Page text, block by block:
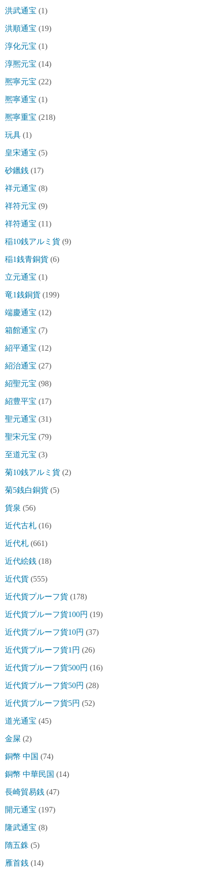
洪武通宝 (1)
洪順通宝 (19)
淳化元宝 (1)
淳熈元宝 (14)
熈寧元宝 (22)
熈寧通宝 (1)
熈寧重宝 (218)
玩具 (1)
皇宋通宝 (5)
砂鑞銭 (17)
祥元通宝 (8)
祥符元宝 (9)
祥符通宝 (11)
稲10銭アルミ貨 (9)
稲1銭青銅貨 (6)
立元通宝 (1)
竜1銭銅貨 (199)
端慶通宝 (12)
箱館通宝 (7)
紹平通宝 (12)
紹治通宝 (27)
紹聖元宝 (98)
紹豊平宝 (17)
聖元通宝 (31)
聖宋元宝 (79)
至道元宝 (3)
菊10銭アルミ貨 (2)
菊5銭白銅貨 (5)
貨泉 (56)
近代古札 (16)
近代札 (661)
近代絵銭 (18)
近代貨 (555)
近代貨プルーフ貨 (178)
近代貨プルーフ貨100円 (19)
近代貨プルーフ貨10円 (37)
近代貨プルーフ貨1円 (26)
近代貨プルーフ貨500円 (16)
近代貨プルーフ貨50円 (28)
近代貨プルーフ貨5円 (52)
道光通宝 (45)
金屎 (2)
銅幣 中国 (74)
銅幣 中華民国 (14)
長崎貿易銭 (47)
開元通宝 (197)
隆武通宝 (8)
隋五銖 (5)
雁首銭 (14)